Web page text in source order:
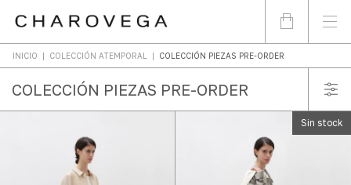
INICIO | COLECCIÓN ATEMPORAL | COLECCIÓN PIEZAS PRE-ORDER
COLECCIÓN PIEZAS PRE-ORDER
Sin stock